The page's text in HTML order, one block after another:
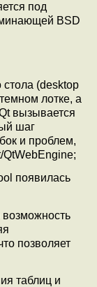
под
BSD
(desktop
лотке, а
вызывается
шаг
и проблем,
появилась
позволяет
таблиц и